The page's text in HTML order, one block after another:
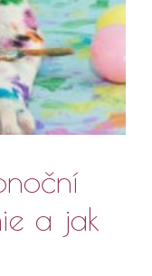
a jak